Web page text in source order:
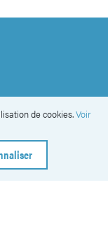
de cookies.Voir